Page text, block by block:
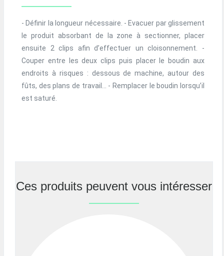
- Définir la longueur nécessaire. - Evacuer par glissement
le produit absorbant de la zone à sectionner, placer
ensuite 2 clips afin d’effectuer un cloisonnement. -
Couper entre les deux clips puis placer le boudin aux
endroits à risques : dessous de machine, autour des
fûts, des plans de travail… - Remplacer le boudin lorsqu’il
est saturé.
Ces produits peuvent vous intéresser